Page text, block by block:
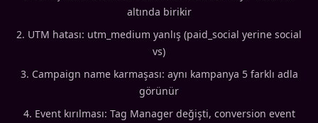
altında birikir
UTM hatası: utm_medium yanlış (paid_social yerine social
vs)
Campaign name karmaşası: aynı kampanya 5 farklı adla
görünür
Event kırılması: Tag Manager değişti, conversion event